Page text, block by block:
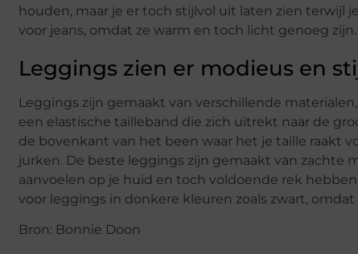
houden, maar je er toch stijlvol uit laten zien terwijl
voor jeans, omdat ze warm en toch licht genoeg
Leggings zien er modieus en
Leggings zijn gemaakt van verschillende
een elastische tailleband die zich uitrekt naar de
de bovenkant van het been waar het je taille raakt
jurken. De beste leggings zijn gemaakt van zachte
aanvoelen op je huid en toch voldoende rek
voor leggings in donkere kleuren zoals zwart,
Bron: Bonnie Doon